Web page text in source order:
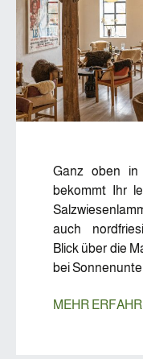
Ganz oben in
bekommt Ihr
auch
Blick über die
bei
MEHR